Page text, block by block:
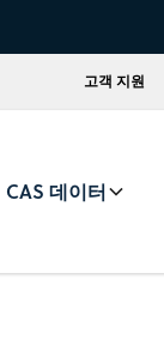
고객 지원
CAS 데이터